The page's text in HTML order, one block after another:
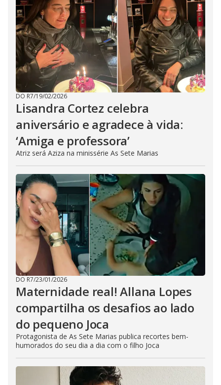
DO R7/19/02/2026
Lisandra Cortez celebra
aniversário e agradece à vida:
‘Amiga e professora’
Atriz será Aziza na minissérie As Sete Marias
DO R7/23/01/2026
Maternidade real! Allana Lopes
compartilha os desafios ao lado
do pequeno Joca
Protagonista de As Sete Marias publica recortes bem-
humorados do seu dia a dia com o filho Joca